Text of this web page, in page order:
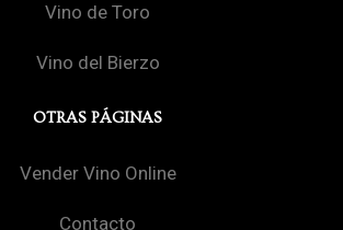
Vino de Toro
Vino del Bierzo
OTRAS PÁGINAS
Vender Vino Online
Contacto